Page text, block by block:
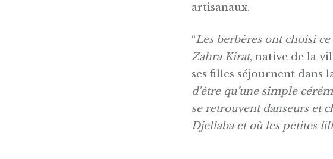
artisanaux.
“Les berbères ont choisi
Zahra Kirat, native de la
ses filles séjournent dans
d’être qu’une simple
se retrouvent danseurs et
Djellaba et où les petites